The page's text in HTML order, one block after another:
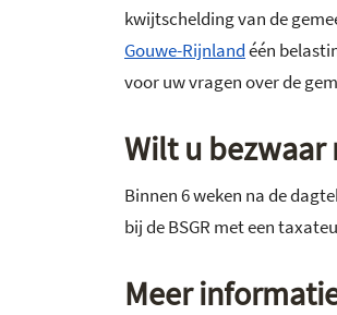
kwijtschelding van de
Gouwe-Rijnlandéén
voor uw vragen over de
Wilt u bezwaar
Binnen 6 weken na de
bij de BSGR met een
Meer